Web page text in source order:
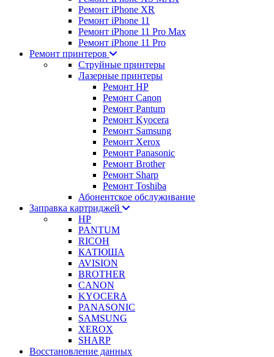
Ремонт iPhone XR
Ремонт iPhone 11
Ремонт iPhone 11 Pro Max
Ремонт iPhone 11 Pro
Ремонт принтеров
Струйные принтеры
Лазерные принтеры
Ремонт HP
Ремонт Canon
Ремонт Pantum
Ремонт Kyocera
Ремонт Samsung
Ремонт Xerox
Ремонт Panasonic
Ремонт Brother
Ремонт Sharp
Ремонт Toshiba
Абонентское обслуживание
Заправка картриджей
HP
PANTUM
RICOH
КАТЮША
AVISION
BROTHER
CANON
KYOCERA
PANASONIC
SAMSUNG
XEROX
SHARP
Восстановление данных